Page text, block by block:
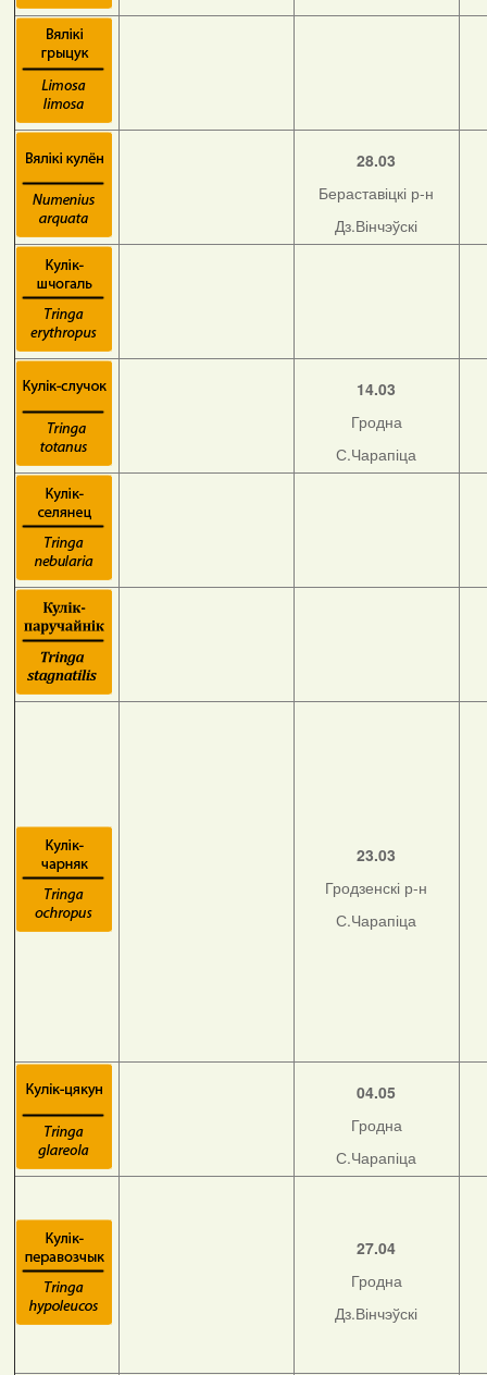
28.03
Бераставіцкі р-н
Дз.Вінчэўскі
14.03
Гродна
С.Чарапіца
23.03
Гродзенскі р-н
С.Чарапіца
04.05
Гродна
С.Чарапіца
27.04
Гродна
Дз.Вінчэўскі